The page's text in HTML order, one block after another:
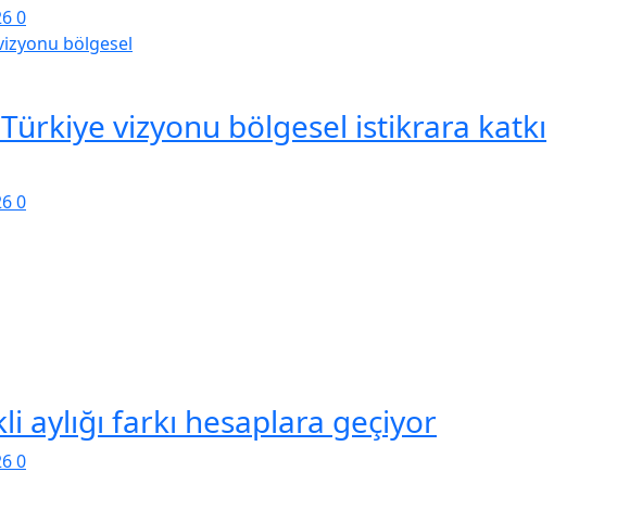
0
vizyonu bölgesel istikrara katkı
0
aylığı farkı hesaplara geçiyor
0